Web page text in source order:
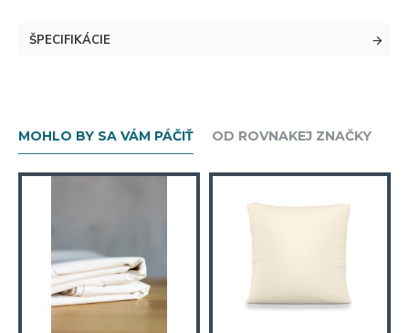
ŠPECIFIKÁCIE
MOHLO BY SA VÁM PÁČIŤ OD ROVNAKEJ ZNAČKY